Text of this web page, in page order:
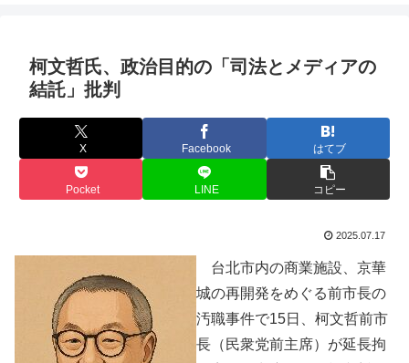
柯文哲氏、政治目的の「司法とメディアの
結託」批判
X Facebook はてブ
Pocket LINE コピー
2025.07.17
台北市内の商業施設、京華
城の再開発をめぐる前市長の
汚職事件で15日、柯文哲前市
長（民衆党前主席）が延長拘